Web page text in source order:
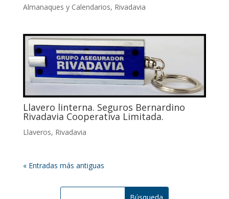
Almanaques y Calendarios, Rivadavia
Llavero linterna. Seguros Bernardino
Rivadavia Cooperativa Limitada.
Llaveros, Rivadavia
« Entradas más antiguas